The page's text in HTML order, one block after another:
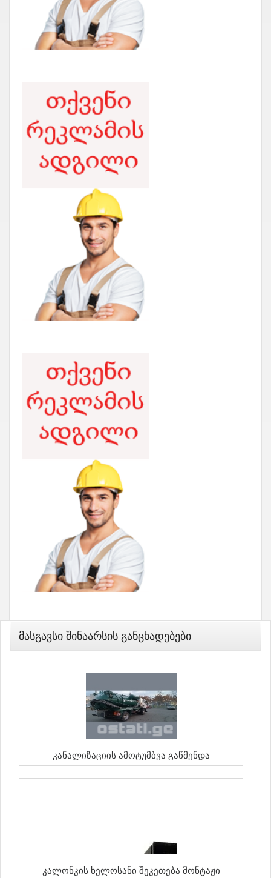
Მასგავსი Შინაარსის Განცხადებები
Კანალიზაციის Ამოტუმბვა Გაწმენდა
Კალონკის Ხელოსანი Შეკეთება Მონტაჟი